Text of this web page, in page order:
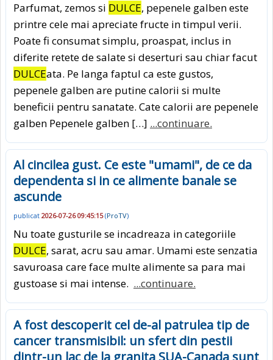
Parfumat, zemos si DULCE, pepenele galben este
printre cele mai apreciate fructe in timpul verii.
Poate fi consumat simplu, proaspat, inclus in
diferite retete de salate si deserturi sau chiar facut
DULCEata. Pe langa faptul ca este gustos,
pepenele galben are putine calorii si multe
beneficii pentru sanatate. Cate calorii are pepenele
galben Pepenele galben […] ...continuare.
Al cincilea gust. Ce este "umami", de ce da
dependenta si in ce alimente banale se
ascunde
publicat 2026-07-26 09:45:15(ProTV)
Nu toate gusturile se incadreaza in categoriile
DULCE, sarat, acru sau amar. Umami este senzatia
savuroasa care face multe alimente sa para mai
gustoase si mai intense. ...continuare.
A fost descoperit cel de-al patrulea tip de
cancer transmisibil: un sfert din pestii
dintr-un lac de la granita SUA-Canada sunt